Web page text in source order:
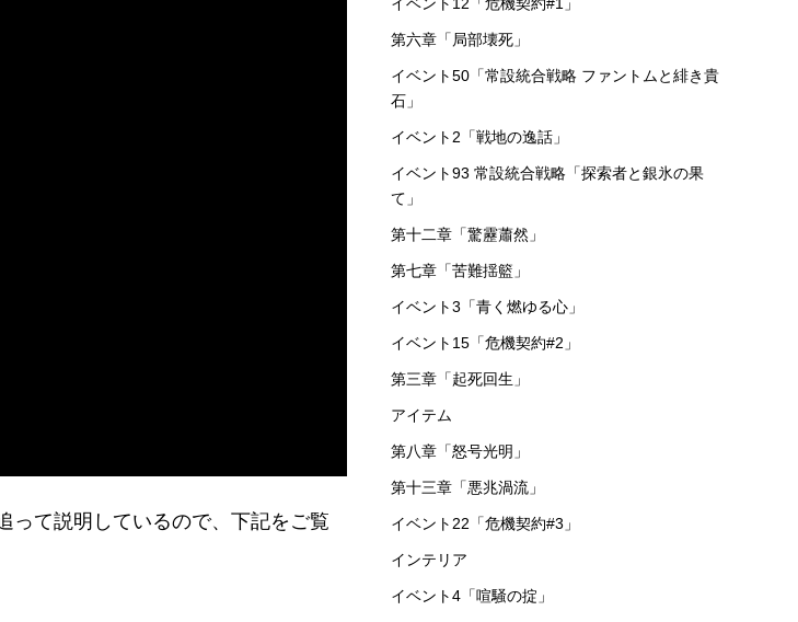
って説明しているので、下記をご覧
第六章「局部壊死」
イベント50「常設統合戦略 ファントムと緋き貴
石」
イベント2「戦地の逸話」
イベント93 常設統合戦略「探索者と銀氷の果
て」
第十二章「驚靂蕭然」
第七章「苦難揺籃」
イベント3「青く燃ゆる心」
イベント15「危機契約#2」
第三章「起死回生」
アイテム
第八章「怒号光明」
第十三章「悪兆渦流」
イベント22「危機契約#3」
インテリア
イベント4「喧騒の掟」